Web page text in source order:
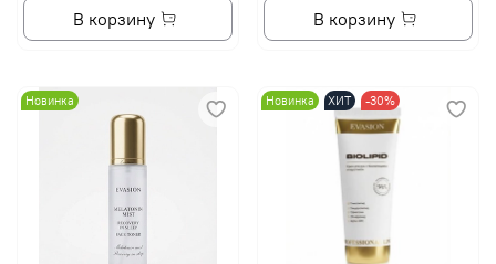
В корзину В корзину
Новинка Новинка ХИТ -30%